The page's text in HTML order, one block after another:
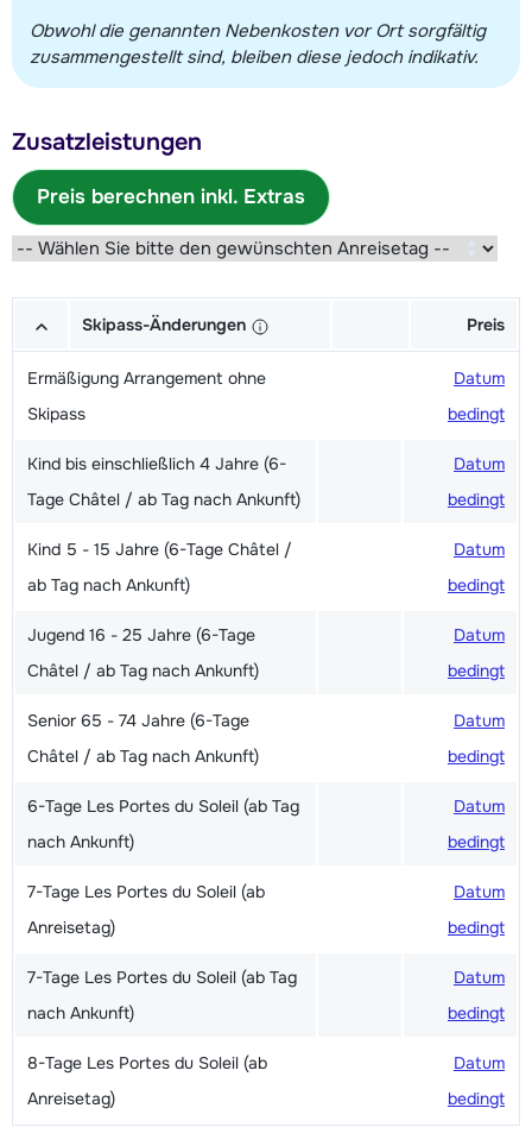
Obwohl die genannten Nebenkosten vor Ort sorgfältig
zusammengestellt sind, bleiben diese jedoch indikativ.
Zusatzleistungen
Preis berechnen inkl. Extras
Skipass-Änderungen Preis
Ermäßigung Arrangement ohne
Skipass
Datum
bedingt
Kind bis einschließlich 4 Jahre (6-
Tage Châtel / ab Tag nach Ankunft)
Datum
bedingt
Kind 5 - 15 Jahre (6-Tage Châtel /
ab Tag nach Ankunft)
Datum
bedingt
Jugend 16 - 25 Jahre (6-Tage
Châtel / ab Tag nach Ankunft)
Datum
bedingt
Senior 65 - 74 Jahre (6-Tage
Châtel / ab Tag nach Ankunft)
Datum
bedingt
6-Tage Les Portes du Soleil (ab Tag
nach Ankunft)
Datum
bedingt
7-Tage Les Portes du Soleil (ab
Anreisetag)
Datum
bedingt
7-Tage Les Portes du Soleil (ab Tag
nach Ankunft)
Datum
bedingt
8-Tage Les Portes du Soleil (ab
Anreisetag)
Datum
bedingt